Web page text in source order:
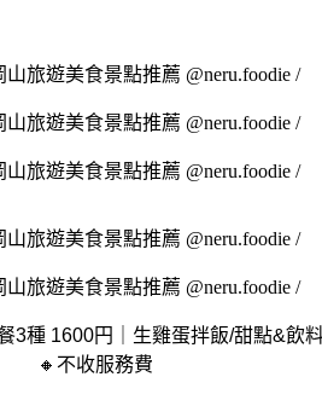
3種 1600円｜生雞蛋拌飯/甜點&飲
🔸不收服務費